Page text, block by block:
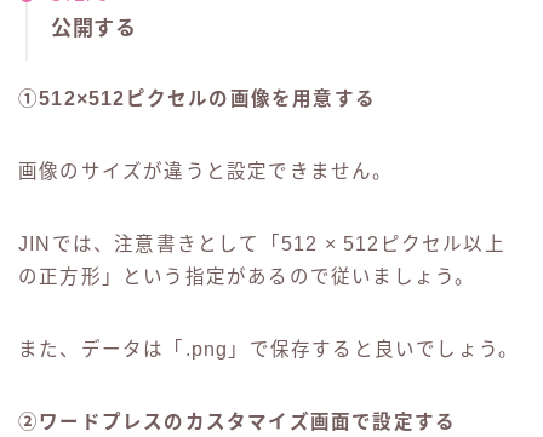
公開する
①512×512ピクセルの画像を用意する
画像のサイズが違うと設定できません。
JINでは、注意書きとして「512 × 512ピクセル以上
の正方形」という指定があるので従いましょう。
また、データは「.png」で保存すると良いでしょう。
②ワードプレスのカスタマイズ画面で設定する